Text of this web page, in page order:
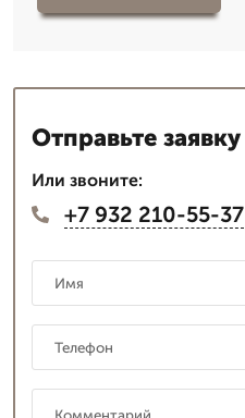
Отправьте заявку
Или звоните:
+7 932 210-55-37